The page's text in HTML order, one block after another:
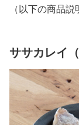
（以下の商品説
ササカレイ（